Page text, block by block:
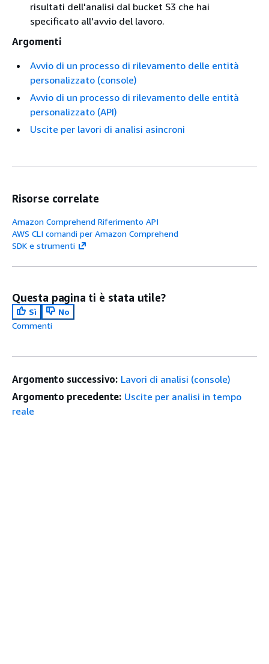
risultati dell'analisi dal bucket S3 che hai
specificato all'avvio del lavoro.
Argomenti
Avvio di un processo di rilevamento delle entità
personalizzato (console)
Avvio di un processo di rilevamento delle entità
personalizzato (API)
Uscite per lavori di analisi asincroni
Risorse correlate
Amazon Comprehend Riferimento API
AWS CLI comandi per Amazon Comprehend
SDK e strumenti
Questa pagina ti è stata utile?
Sì
No
Commenti
Argomento successivo: Lavori di analisi (console)
Argomento precedente: Uscite per analisi in tempo
reale